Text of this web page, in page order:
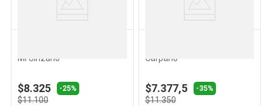
Ml Cinzano
$8.325 -25%
$11.100
Carpano
$7.377,5 -35%
$11.350